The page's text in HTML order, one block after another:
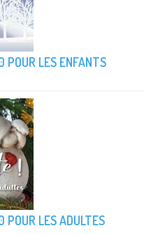
POUR LES ENFANTS
POUR LES ADULTES